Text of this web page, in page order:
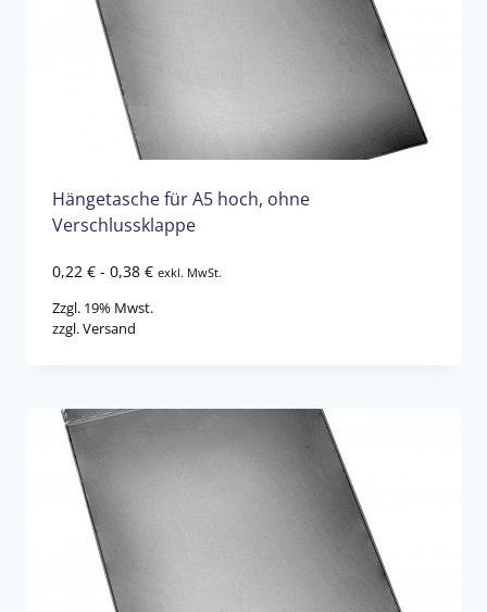
Hängetasche für A5 hoch, ohne
Verschlussklappe
0,22 € - 0,38 € exkl. MwSt.
Zzgl. 19% Mwst.
zzgl.Versand